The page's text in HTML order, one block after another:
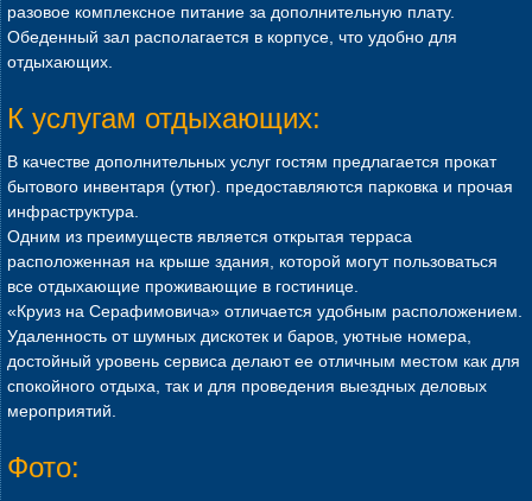
разовое комплексное питание за дополнительную плату.
Обеденный зал располагается в корпусе, что удобно для
отдыхающих.
К услугам отдыхающих:
В качестве дополнительных услуг гостям предлагается прокат
бытового инвентаря (утюг). предоставляются парковка и прочая
инфраструктура.
Одним из преимуществ является открытая терраса
расположенная на крыше здания, которой могут пользоваться
все отдыхающие проживающие в гостинице.
«Круиз на Серафимовича» отличается удобным расположением.
Удаленность от шумных дискотек и баров, уютные номера,
достойный уровень сервиса делают ее отличным местом как для
спокойного отдыха, так и для проведения выездных деловых
мероприятий.
Фото: